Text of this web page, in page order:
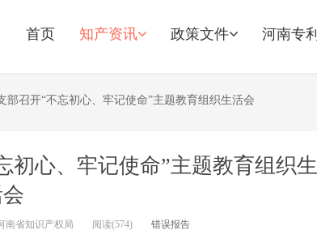
首页 知产资讯 政策文件 河南专利
部召开“不忘初心、牢记使命”主题教育组织生活会
初心、牢记使命”主题教育组织生
南省知识产权局 阅读(574) 错误报告